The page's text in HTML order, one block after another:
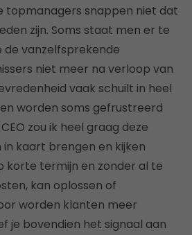
topmanagers snappen niet dat
zijn. Soms staat men er te
de vanzelfsprekende
niet meer na verloop van
vaak schuilt in heel
worden soms gefrustreerd
zou ik heel graag deze
kaart brengen en kijken
korte termijn en zonder al te
kan oplossen of
worden klanten meer
je bovendien het signaal aan